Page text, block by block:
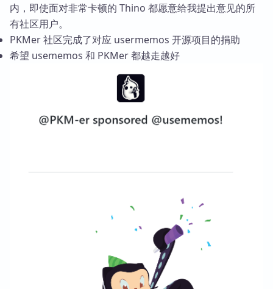
内，即使面对非常卡顿的 Thino 都愿意给我提出意见的所
有社区用户。
PKMer 社区完成了对应 usermemos 开源项目的捐助
希望 usememos 和 PKMer 都越走越好